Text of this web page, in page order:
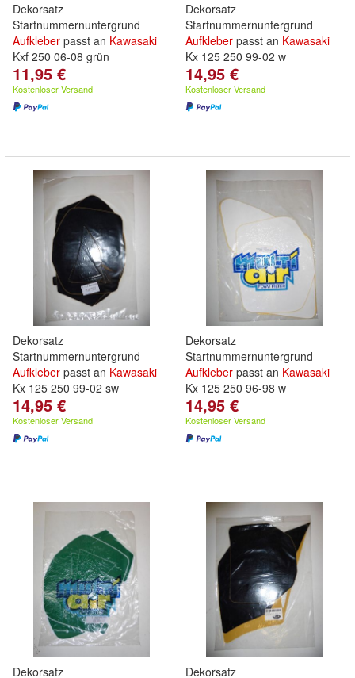
Dekorsatz
Startnummernuntergrund
Aufkleber passt an Kawasaki
Kxf 250 06-08 grün
11,95 €
Kostenloser Versand
Dekorsatz
Startnummernuntergrund
Aufkleber passt an Kawasaki
Kx 125 250 99-02 w
14,95 €
Kostenloser Versand
Dekorsatz
Startnummernuntergrund
Aufkleber passt an Kawasaki
Kx 125 250 99-02 sw
14,95 €
Kostenloser Versand
Dekorsatz
Startnummernuntergrund
Aufkleber passt an Kawasaki
Kx 125 250 96-98 w
14,95 €
Kostenloser Versand
Dekorsatz
Dekorsatz